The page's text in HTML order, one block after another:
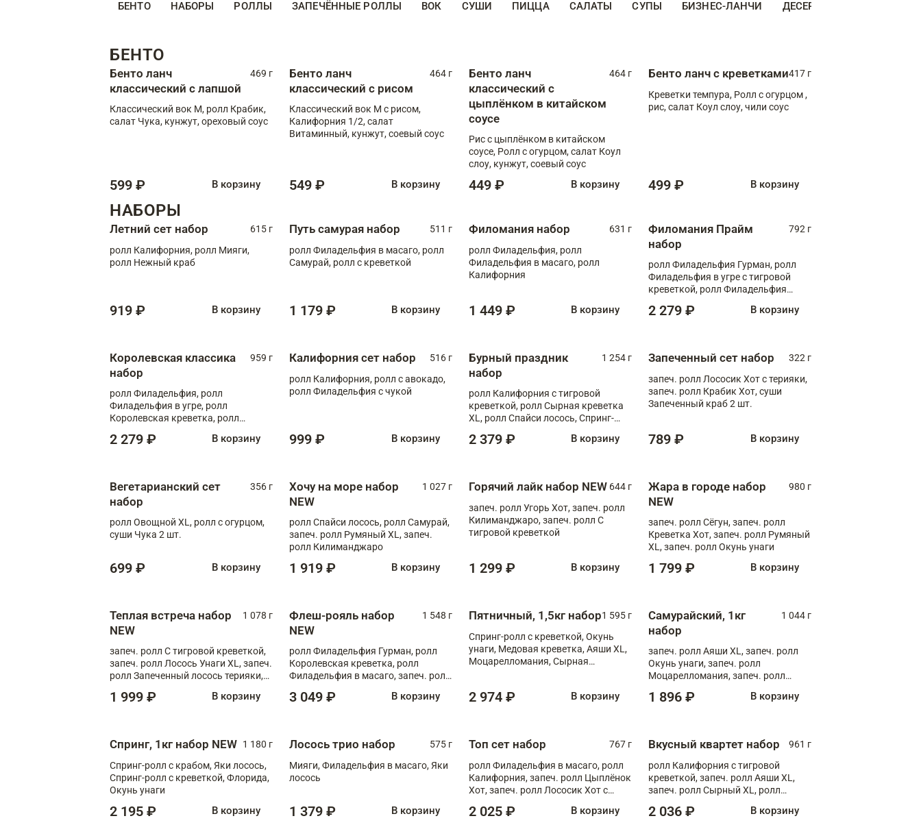
БЕНТО НАБОРЫ РОЛЛЫ ЗАПЕЧЁННЫЕ РОЛЛЫ ВОК СУШИ ПИЦЦА САЛАТЫ СУПЫ БИЗНЕС-ЛАНЧИ ДЕСЕРТЫ
БЕНТО
Бенто ланч
классический с лапшой
469 г
Классический вок М, ролл Крабик,
салат Чука, кунжут, ореховый соус
599 ₽ В корзину
Бенто ланч
классический с рисом
464 г
Классический вок М с рисом,
Калифорния 1/2, салат
Витаминный, кунжут, соевый соус
549 ₽ В корзину
Бенто ланч
классический с
цыплёнком в китайском
соусе
464 г
Рис с цыплёнком в китайском
соусе, Ролл с огурцом, салат Коул
слоу, кунжут, соевый соус
449 ₽ В корзину
Бенто ланч с креветками417 г
Креветки темпура, Ролл с огурцом ,
рис, салат Коул слоу, чили соус
499 ₽ В корзину
НАБОРЫ
Летний сет набор
615 г
ролл Калифорния, ролл Мияги,
ролл Нежный краб
919 ₽ В корзину
Путь самурая набор
511 г
ролл Филадельфия в масаго, ролл
Самурай, ролл с креветкой
1 179 ₽ В корзину
Филомания набор
631 г
ролл Филадельфия, ролл
Филадельфия в масаго, ролл
Калифорния
1 449 ₽ В корзину
Филомания Прайм
набор
792 г
ролл Филадельфия Гурман, ролл
Филадельфия в угре с тигровой
креветкой, ролл Филадельфия
2 279 ₽ В корзину
Королевская классика
набор
959 г
ролл Филадельфия, ролл
Филадельфия в угре, ролл
Королевская креветка, ролл
2 279 ₽ В корзину
Калифорния сет набор
516 г
ролл Калифорния, ролл с авокадо,
ролл Филадельфия с чукой
999 ₽ В корзину
Бурный праздник
набор
1 254 г
ролл Калифорния с тигровой
креветкой, ролл Сырная креветка
XL, ролл Спайси лосось, Спринг-
Медовая креветка
2 379 ₽ В корзину
Запеченный сет набор
322 г
запеч. ролл Лососик Хот с терияки,
запеч. ролл Крабик Хот, суши
Запеченный краб 2 шт.
789 ₽ В корзину
Вегетарианский сет
набор
356 г
ролл Овощной XL, ролл с огурцом,
суши Чука 2 шт.
699 ₽ В корзину
Хочу на море набор
NEW
1 027 г
ролл Спайси лосось, ролл Самурай,
запеч. ролл Румяный XL, запеч.
ролл Килиманджаро
1 919 ₽ В корзину
Горячий лайк набор NEW 644 г
запеч. ролл Угорь Хот, запеч. ролл
Килиманджаро, запеч. ролл С
тигровой креветкой
1 299 ₽ В корзину
Жара в городе набор
NEW
980 г
запеч. ролл Сёгун, запеч. ролл
Креветка Хот, запеч. ролл Румяный
XL, запеч. ролл Окунь унаги
1 799 ₽ В корзину
Теплая встреча набор
NEW
1 078 г
запеч. ролл С тигровой креветкой,
запеч. ролл Лосось Унаги XL, запеч.
ролл Запеченный лосось терияки,
1 999 ₽ В корзину
Флеш-рояль набор
NEW
1 548 г
ролл Филадельфия Гурман, ролл
Королевская креветка, ролл
Филадельфия в масаго, запеч. ролл
Тигровая креветка с моцареллой,
3 049 ₽ В корзину
Пятничный, 1,5кг набор1 595 г
Спринг-ролл с креветкой, Окунь
унаги, Медовая креветка, Аяши XL,
Моцарелломания, Сырная
2 974 ₽ В корзину
Самурайский, 1кг
набор
1 044 г
запеч. ролл Аяши XL, запеч. ролл
Окунь унаги, запеч. ролл
Моцарелломания, запеч. ролл
1 896 ₽ В корзину
Спринг, 1кг набор NEW 1 180 г
Спринг-ролл с крабом, Яки лосось,
Спринг-ролл с креветкой, Флорида,
Окунь унаги
2 195 ₽ В корзину
Лосось трио набор
575 г
Мияги, Филадельфия в масаго, Яки
лосось
1 379 ₽ В корзину
Топ сет набор
767 г
ролл Филадельфия в масаго, ролл
Калифорния, запеч. ролл Цыплёнок
Хот, запеч. ролл Лососик Хот с
2 025 ₽ В корзину
Вкусный квартет набор
961 г
ролл Калифорния с тигровой
креветкой, запеч. ролл Аяши XL,
запеч. ролл Сырный XL, ролл
2 036 ₽ В корзину